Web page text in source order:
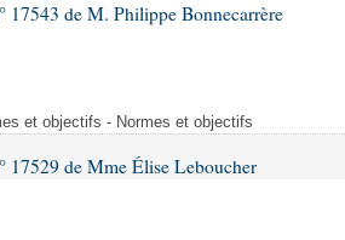
orales
débats
17543 de M. Philippe Bonnecarrère
et objectifs - Normes et objectifs
17529 de Mme Élise Leboucher